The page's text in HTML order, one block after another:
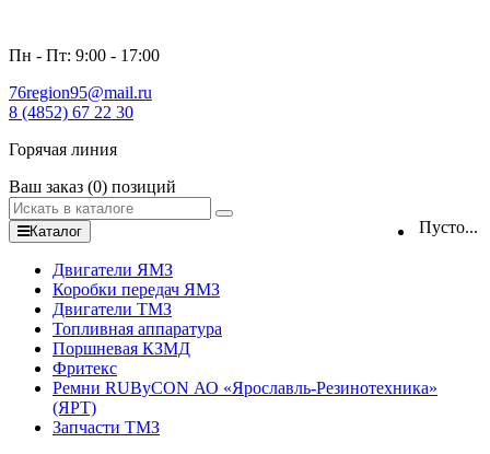
Пн - Пт: 9:00 - 17:00
76region95@mail.ru
8 (4852) 67 22 30
Горячая линия
Ваш заказ (0) позиций
Пусто...
Каталог
Двигатели ЯМЗ
Коробки передач ЯМЗ
Двигатели ТМЗ
Топливная аппаратура
Поршневая КЗМД
Фритекс
Ремни RUByCON АО «Ярославль-Резинотехника»
(ЯРТ)
Запчасти ТМЗ